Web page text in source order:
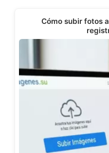
e
k
Cómo subir fotos